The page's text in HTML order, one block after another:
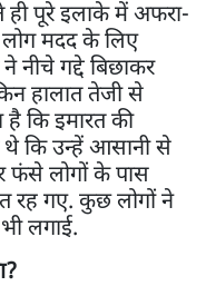
ही पूरे इलाके में अफरा-
मदद के लिए
नीचे गद्दे बिछाकर
हालात तेजी से
कि इमारत की
कि उन्हें आसानी से
फंसे लोगों के पास
रह गए. कुछ लोगों ने
लगाई.